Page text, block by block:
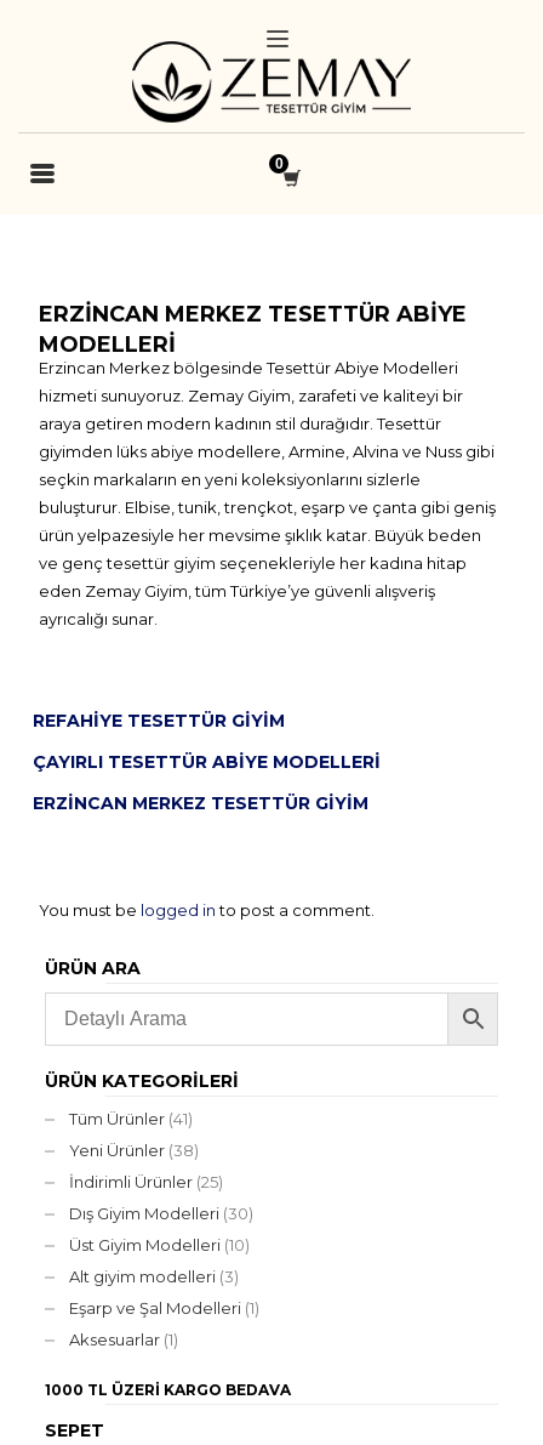
ERZINCAN MERKEZ TESETTÜR ABIYE
MODELLERI
Erzincan Merkez bölgesinde Tesettür Abiye Modelleri
hizmeti sunuyoruz. Zemay Giyim, zarafeti ve kaliteyi bir
araya getiren modern kadının stil durağıdır. Tesettür
giyimden lüks abiye modellere, Armine, Alvina ve Nuss gibi
seçkin markaların en yeni koleksiyonlarını sizlerle
buluşturur. Elbise, tunik, trençkot, eşarp ve çanta gibi geniş
ürün yelpazesiyle her mevsime şıklık katar. Büyük beden
ve genç tesettür giyim seçenekleriyle her kadına hitap
eden Zemay Giyim, tüm Türkiye’ye güvenli alışveriş
ayrıcalığı sunar.
REFAHIYE TESETTÜR GIYIM
ÇAYIRLI TESETTÜR ABIYE MODELLERI
ERZINCAN MERKEZ TESETTÜR GIYIM
You must be logged into post a comment.
ÜRÜN ARA
ÜRÜN KATEGORILERI
Tüm Ürünler (41)
Yeni Ürünler (38)
İndirimli Ürünler (25)
Dış Giyim Modelleri (30)
Üst Giyim Modelleri (10)
Alt giyim modelleri (3)
Eşarp ve Şal Modelleri (1)
Aksesuarlar (1)
1000 TL ÜZERI KARGO BEDAVA
SEPET